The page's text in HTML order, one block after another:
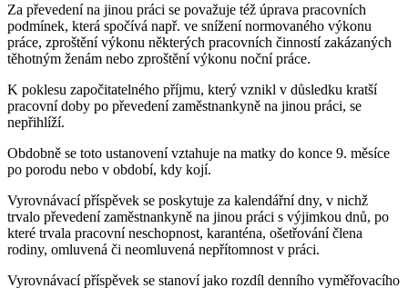
Za převedení na jinou práci se považuje též úprava pracovních
podmínek, která spočívá např. ve snížení normovaného výkonu
práce, zproštění výkonu některých pracovních činností zakázaných
těhotným ženám nebo zproštění výkonu noční práce.
K poklesu započitatelného příjmu, který vznikl v důsledku kratší
pracovní doby po převedení zaměstnankyně na jinou práci, se
nepřihlíží.
Obdobně se toto ustanovení vztahuje na matky do konce 9. měsíce
po porodu nebo v období, kdy kojí.
Vyrovnávací příspěvek se poskytuje za kalendářní dny, v nichž
trvalo převedení zaměstnankyně na jinou práci s výjimkou dnů, po
které trvala pracovní neschopnost, karanténa, ošetřování člena
rodiny, omluvená či neomluvená nepřítomnost v práci.
Vyrovnávací příspěvek se stanoví jako rozdíl denního vyměřovacího